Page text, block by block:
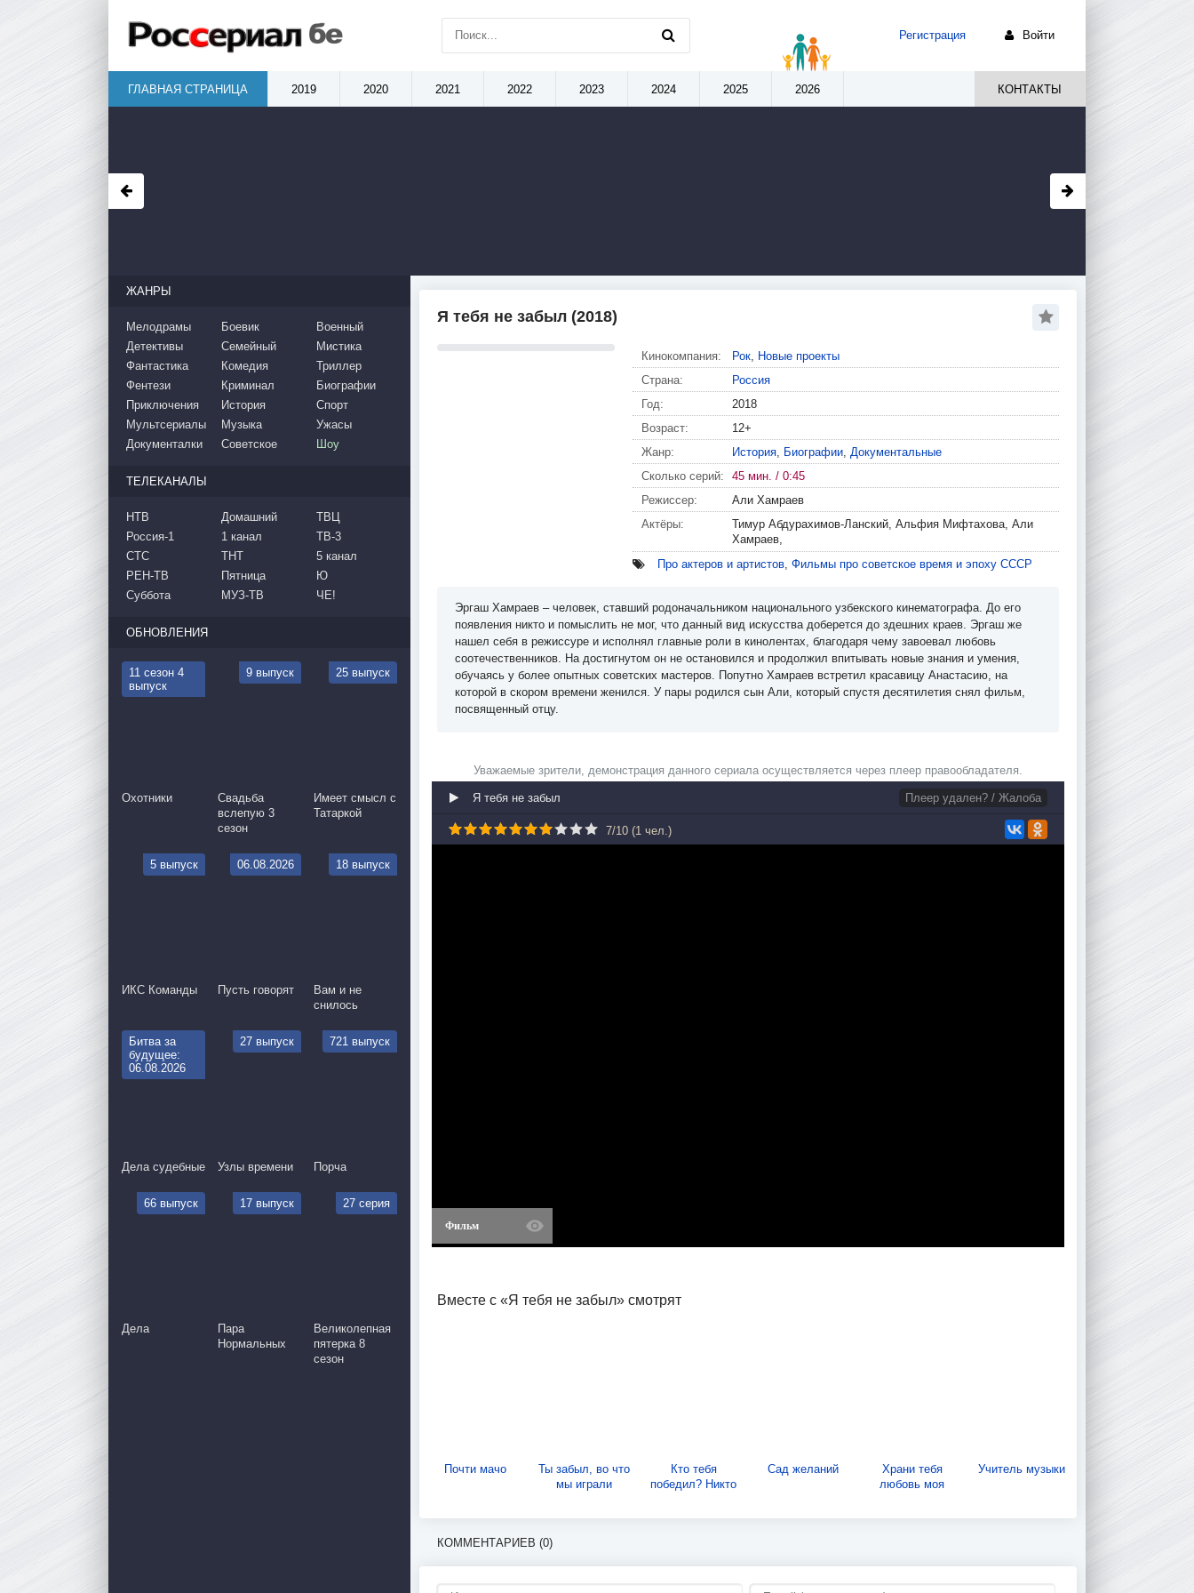
Я тебя не забыл (2018)
Кинокомпания: Рок, Новые проекты
Страна:
Россия
Год:
2018
Возраст:
12+
Жанр:
История, Биографии, Документальные
Сколько серий:
45 мин. / 0:45
Режиссер:
Али Хамраев
Актёры:
Тимур Абдурахимов-Ланский, Альфия Мифтахова, Али
Хамраев,
Про актеров и артистов, Фильмы про советское время и эпоху СССР
Эргаш Хамраев – человек, ставший родоначальником национального узбекского кинематографа. До его
появления никто и помыслить не мог, что данный вид искусства доберется до здешних краев. Эргаш же
нашел себя в режиссуре и исполнял главные роли в кинолентах, благодаря чему завоевал любовь
соотечественников. На достигнутом он не остановился и продолжил впитывать новые знания и умения,
обучаясь у более опытных советских мастеров. Попутно Хамраев встретил красавицу Анастасию, на
которой в скором времени женился. У пары родился сын Али, который спустя десятилетия снял фильм,
посвященный отцу.
Уважаемые зрители, демонстрация данного сериала осуществляется через плеер правообладателя.
Я тебя не забыл Плеер удален? / Жалоба
7/10 (1 чел.)
Фильм
Вместе с «Я тебя не забыл» смотрят
Почти мачо
Ты забыл, во что
мы играли
Кто тебя
победил? Никто
Сад желаний
Храни тебя
любовь моя
Учитель музыки
КОММЕНТАРИЕВ (0)
ЖАНРЫ
Мелодрамы
Детективы
Фантастика
Боевик
Семейный
Комедия
Военный
Мистика
Триллер
Фентези
Приключения
Мультсериалы
Документалки
Криминал
История
Музыка
Советское
Биографии
Спорт
Ужасы
Шоу
ТЕЛЕКАНАЛЫ
НТВ
Россия-1
СТС
РЕН-ТВ
Суббота
Домашний
1 канал
ТНТ
Пятница
МУЗ-ТВ
ТВЦ
ТВ-3
5 канал
Ю
ЧЕ!
ОБНОВЛЕНИЯ
11 сезон 4
выпуск
Охотники
9 выпуск
Свадьба
вслепую 3
сезон
25 выпуск
Имеет смысл с
Татаркой
5 выпуск
ИКС Команды
06.08.2026
Пусть говорят
18 выпуск
Вам и не
снилось
Битва за
будущее:
06.08.2026
Дела судебные
27 выпуск
Узлы времени
721 выпуск
Порча
66 выпуск
Дела
17 выпуск
Пара
Нормальных
27 серия
Великолепная
пятерка 8
сезон
Регистрация Войти
ГЛАВНАЯ СТРАНИЦА 2019 2020 2021 2022 2023 2024 2025 2026 КОНТАКТЫ